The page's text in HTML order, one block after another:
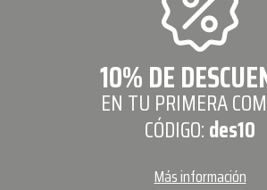
10% DE
EN TU PRIMERA
CÓDIGO:des10
Más información